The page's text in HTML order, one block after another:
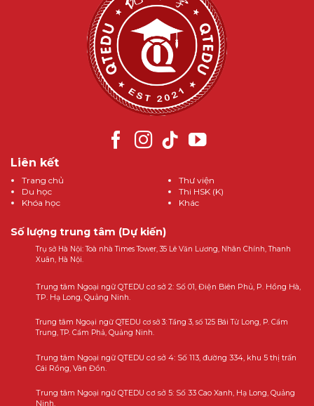
Liên kết
Trang chủ
Du học
Khóa học
Thư viện
Thi HSK (K)
Khác
Số lượng trung tâm (Dự kiến)
Trụ sở Hà Nội: Toà nhà Times Tower, 35 Lê Văn Lương, Nhân Chính, Thanh
Xuân, Hà Nội.
Trung tâm Ngoại ngữ QTEDU cơ sở 2: Số 01, Điện Biên Phủ, P. Hồng Hà,
TP. Hạ Long, Quảng Ninh.
Trung tâm Ngoại ngữ QTEDU cơ sở 3: Tầng 3, số 125 Bái Tử Long, P. Cẩm
Trung, TP. Cẩm Phả, Quảng Ninh.
Trung tâm Ngoại ngữ QTEDU cơ sở 4: Số 113, đường 334, khu 5 thị trấn
Cái Rồng, Vân Đồn.
Trung tâm Ngoại ngữ QTEDU cơ sở 5: Số 33 Cao Xanh, Hạ Long, Quảng
Ninh.